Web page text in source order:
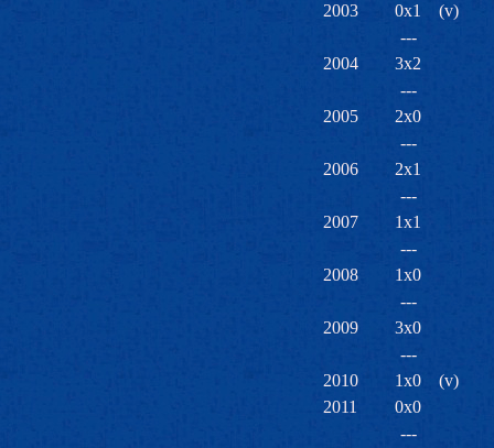
2003
0x1
(v)
---
2004
3x2
---
2005
2x0
---
2006
2x1
---
2007
1x1
---
2008
1x0
---
2009
3x0
---
2010
1x0
(v)
2011
0x0
---